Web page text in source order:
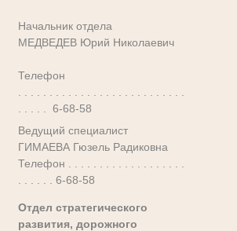
Начальник отдела
МЕДВЕДЕВ Юрий Николаевич
Телефон
. . . . . 6-68-58
Ведущий специалист
ГИМАЕВА Гюзель Радиковна
Телефон . . . . . . . . . . . . . . . . . . .
. . . . . . 6-68-58
Отдел стратегического
развития, дорожного